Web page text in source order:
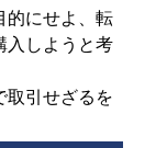
的にせよ、転
入しようと考
取引せざるを